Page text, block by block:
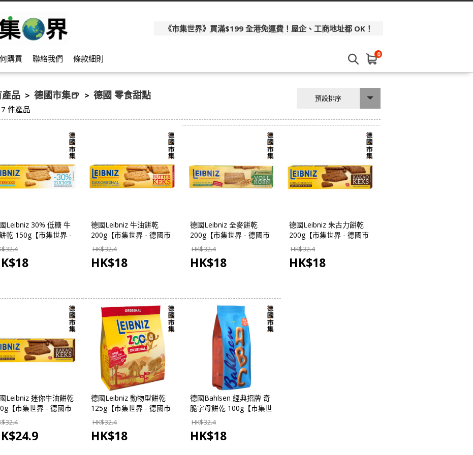
《市集世界》買滿$199 全港免運費！屋企、工商地址都 OK！
購買 聯絡我們 條款細則 0
品 > 德國市集🍺 > 德國 零食甜點 預設排序
7 件產品
Leibniz 30% 低糖 牛
乾 150g【市集世界 -
市集】
32.4
18
德國Leibniz 牛油餅乾
200g【市集世界 - 德國市
集】
HK$32.4
HK$18
德國Leibniz 全麥餅乾
200g【市集世界 - 德國市
集】
HK$32.4
HK$18
德國Leibniz 朱古力餅乾
200g【市集世界 - 德國市
集】
HK$32.4
HK$18
Leibniz 迷你牛油餅乾
【市集世界 - 德國市
32.4
24.9
德國Leibniz 動物型餅乾
125g【市集世界 - 德國市
集】
HK$32.4
HK$18
德國Bahlsen 經典招牌 奇
脆字母餅乾 100g【市集世
界 - 德國市集】
HK$32.4
HK$18